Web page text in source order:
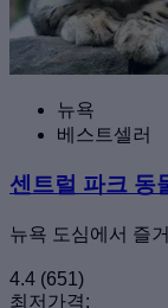
뉴욕
베스트셀러
센트럴 파크 동
뉴욕 도심에서 즐
4.4 (651)
최저가격: